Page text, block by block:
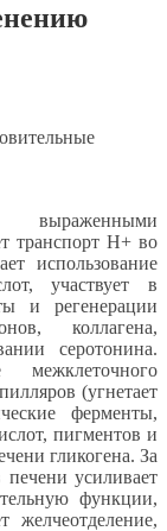
выраженными
транспорт H+ во
использование
участвует в
и регенерации
коллагена,
серотонина.
межклеточного
(угнетает
ферменты,
пигментов и
гликогена. За
усиливает
функции,
желчеотделение,